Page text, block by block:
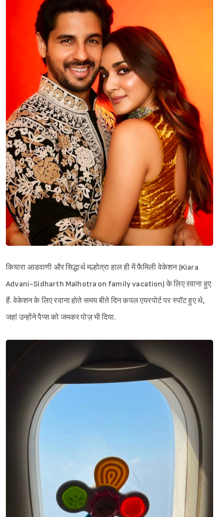
कियारा आडवाणी और सिद्धार्थ मल्होत्रा हाल ही में फैमिली वेकेशन (Kiara
Advani-Sidharth Malhotra on family vacation) के लिए रवाना हुए
हैं. वेकेशन के लिए रवाना होते समय बीते दिन कपल एयरपोर्ट पर स्पॉट हुए थे,
जहां उन्होंने पैप्स को जमकर पोज़ भी दिया.